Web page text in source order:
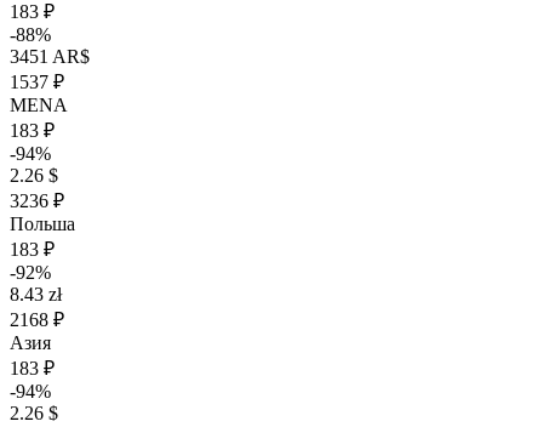
183 ₽
-88%
3451 AR$
1537 ₽
MENA
183 ₽
-94%
2.26 $
3236 ₽
Польша
183 ₽
-92%
8.43 zł
2168 ₽
Азия
183 ₽
-94%
2.26 $